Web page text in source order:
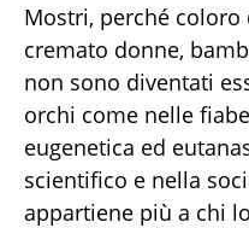
Mostri, perché coloro
cremato donne,
non sono diventati
orchi come nelle
eugenetica ed
scientifico e nella
appartiene più a chi